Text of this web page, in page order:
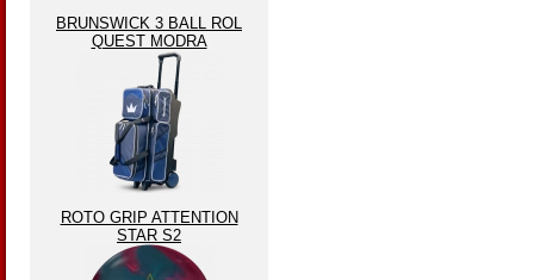
BRUNSWICK 3 BALL ROL
QUEST MODRA
ROTO GRIP ATTENTION
STAR S2